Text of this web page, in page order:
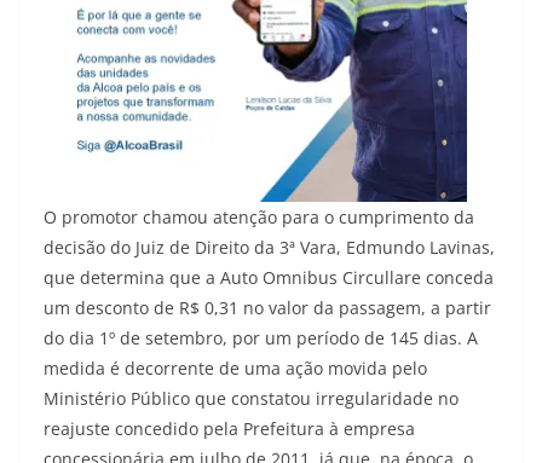
O promotor chamou atenção para o cumprimento da
decisão do Juiz de Direito da 3ª Vara, Edmundo Lavinas,
que determina que a Auto Omnibus Circullare conceda
um desconto de R$ 0,31 no valor da passagem, a partir
do dia 1º de setembro, por um período de 145 dias. A
medida é decorrente de uma ação movida pelo
Ministério Público que constatou irregularidade no
reajuste concedido pela Prefeitura à empresa